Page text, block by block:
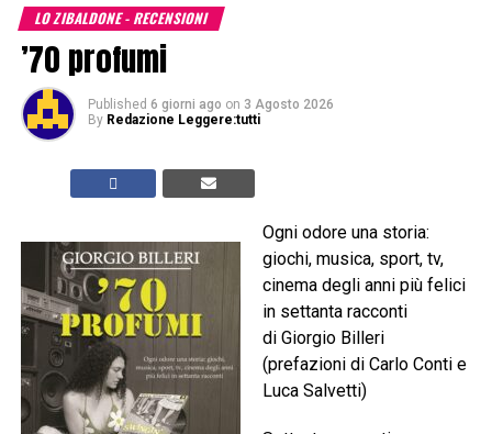
LO ZIBALDONE - RECENSIONI
’70 profumi
Published 6 giorni ago on 3 Agosto 2026
By Redazione Leggere:tutti
Ogni odore una storia:
giochi, musica, sport, tv,
cinema degli anni più felici
in settanta racconti
di Giorgio Billeri
(prefazioni di Carlo Conti e
Luca Salvetti)